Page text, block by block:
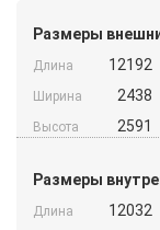
Размеры
Длина 12192
Ширина 2438
Высота 2591
Размеры
Длина 12032